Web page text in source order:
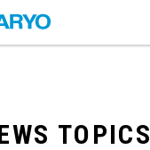
TOPICS